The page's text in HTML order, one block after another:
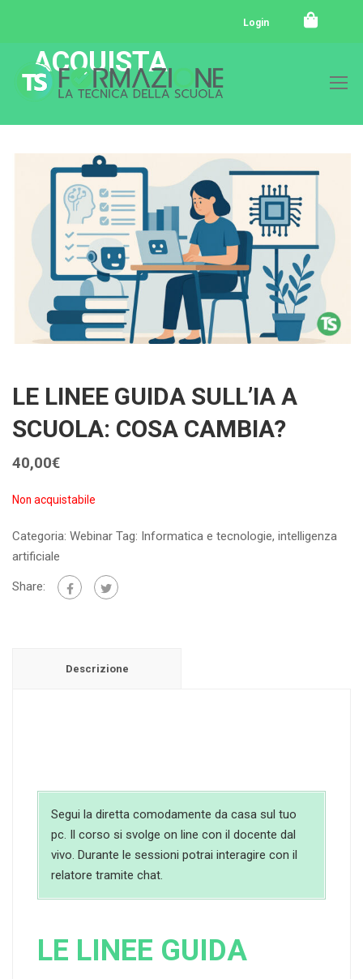
Login
ACQUISTA
LE LINEE GUIDA SULL’IA A
SCUOLA: COSA CAMBIA?
40,00€
Non acquistabile
Categoria: Webinar Tag: Informatica e tecnologie, intelligenza
artificiale
Share:
Descrizione
Segui la diretta comodamente da casa sul tuo
pc. Il corso si svolge on line con il docente dal
vivo. Durante le sessioni potrai interagire con il
relatore tramite chat.
LE LINEE GUIDA